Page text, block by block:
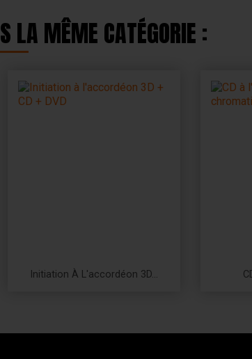
LA MÊME CATÉGORIE :
Initiation À L'accordéon 3D...